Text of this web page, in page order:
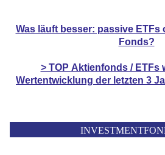
Was läuft besser: passive ETFs
Fonds?
> TOP Aktienfonds / ETFs
Wertentwicklung der letzten 3